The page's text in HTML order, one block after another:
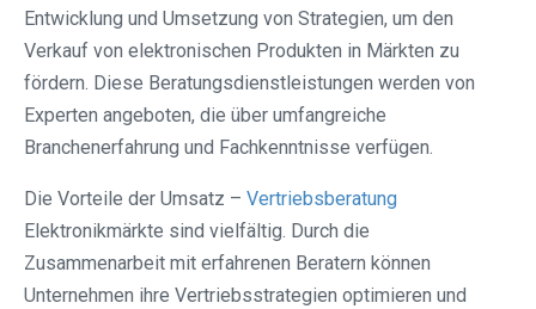
Entwicklung und Umsetzung von Strategien, um den
Verkauf von elektronischen Produkten in Märkten zu
fördern. Diese Beratungsdienstleistungen werden von
Experten angeboten, die über umfangreiche
Branchenerfahrung und Fachkenntnisse verfügen.
Die Vorteile der Umsatz – Vertriebsberatung
Elektronikmärkte sind vielfältig. Durch die
Zusammenarbeit mit erfahrenen Beratern können
Unternehmen ihre Vertriebsstrategien optimieren und